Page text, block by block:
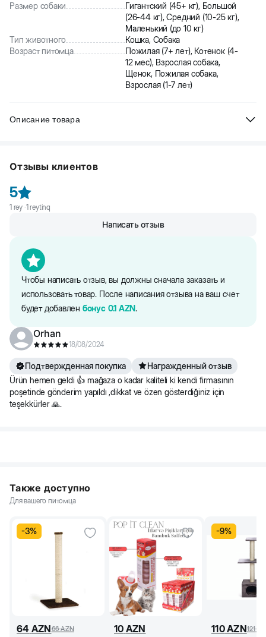
Размер собаки
Гигантский (45+ кг), Большой
(26-44 кг), Средний (10-25 кг),
Маленький (до 10 кг)
Тип животного
Кошка, Собака
Возраст питомца
Пожилая (7+ лет), Котенок (4-
12 мес), Взрослая собака,
Щенок, Пожилая собака,
Взрослая (1-7 лет)
Описание товара
раздражение век; профилактирует заболевания глаз.
Отзывы клиентов
5
1 rəy ·1 reytinq
Чтобы написать отзыв, вы должны сначала заказать и
использовать товар. После написания отзыва на ваш счет
будет добавлен бонус 0.1 AZN.
Написать отзыв
Orhan
18/08/2024
Подтвержденная покупка
Награжденный отзыв
Ürün hemen geldi 👍 mağaza o kadar kaliteli ki kendi firmasının
poşetinde gönderim yapıldı ,dikkat ve özen gösterdiğiniz için
teşekkürler 🙏.
Также доступно
Для вашего питомца
-3%
64 AZN66 AZN 10 AZN
-9%
110AZN121